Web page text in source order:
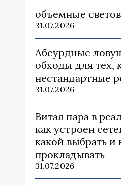
объемные
31.07.2026
Абсурдные
обходы для тех,
нестандартные
31.07.2026
Витая пара в
как устроен
какой выбрать и
прокладывать
31.07.2026